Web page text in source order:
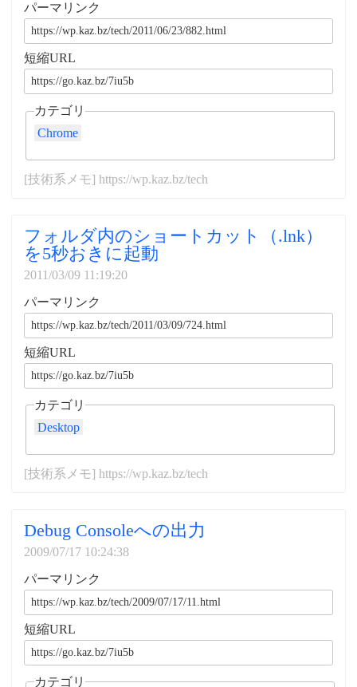
パーマリンク
短縮URL
カテゴリ
Chrome
[技術系メモ] https://wp.kaz.bz/tech
フォルダ内のショートカット（.lnk）
を5秒おきに起動
2011/03/09 11:19:20
パーマリンク
短縮URL
カテゴリ
Desktop
[技術系メモ] https://wp.kaz.bz/tech
Debug Consoleへの出力
2009/07/17 10:24:38
パーマリンク
短縮URL
カテゴリ